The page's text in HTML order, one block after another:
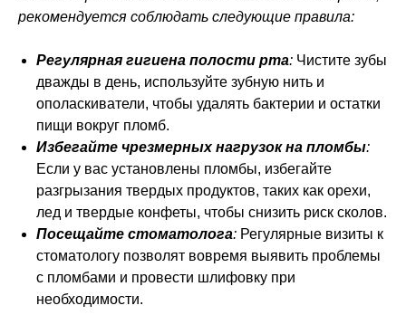
рекомендуется соблюдать следующие правила:
Регулярная гигиена полости рта: Чистите зубы
дважды в день, используйте зубную нить и
ополаскиватели, чтобы удалять бактерии и остатки
пищи вокруг пломб.
Избегайте чрезмерных нагрузок на пломбы:
Если у вас установлены пломбы, избегайте
разгрызания твердых продуктов, таких как орехи,
лед и твердые конфеты, чтобы снизить риск сколов.
Посещайте стоматолога: Регулярные визиты к
стоматологу позволят вовремя выявить проблемы
с пломбами и провести шлифовку при
необходимости.